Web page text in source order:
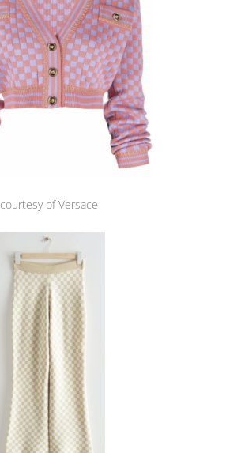
courtesy of Versace